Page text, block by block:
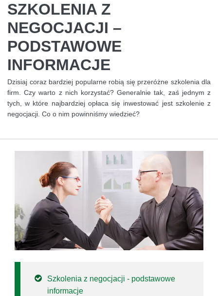
SZKOLENIA Z
NEGOCJACJI –
PODSTAWOWE
INFORMACJE
Dzisiaj coraz bardziej popularne robią się przeróżne szkolenia dla
firm. Czy warto z nich korzystać? Generalnie tak, zaś jednym z
tych, w które najbardziej opłaca się inwestować jest szkolenie z
negocjacji. Co o nim powinniśmy wiedzieć?
Szkolenia z negocjacji - podstawowe
informacje